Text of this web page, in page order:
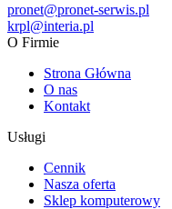
pronet@pronet-serwis.pl
krpl@interia.pl
O Firmie
Strona Główna
O nas
Kontakt
Usługi
Cennik
Nasza oferta
Sklep komputerowy